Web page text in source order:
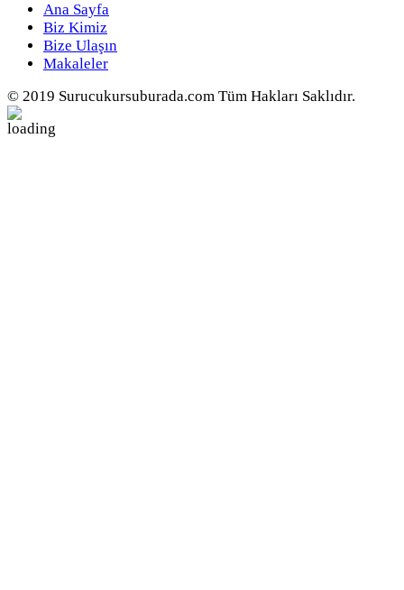
Ana Sayfa
Biz Kimiz
Bize Ulaşın
Makaleler
© 2019 Surucukursuburada.com Tüm Hakları Saklıdır.